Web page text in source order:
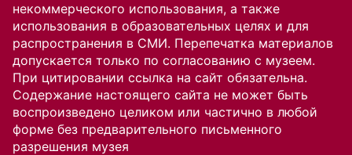
некоммерческого использования, а также
использования в образовательных целях и для
распространения в СМИ. Перепечатка материалов
допускается только по согласованию с музеем.
При цитировании ссылка на сайт обязательна.
Содержание настоящего сайта не может быть
воспроизведено целиком или частично в любой
форме без предварительного письменного
разрешения музея